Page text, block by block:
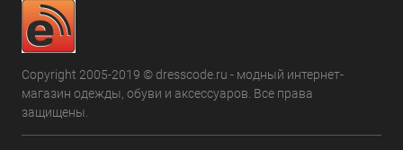
Copyright 2005-2019 © dresscode.ru - модный интернет-
магазин одежды, обуви и аксессуаров. Все права
защищены.